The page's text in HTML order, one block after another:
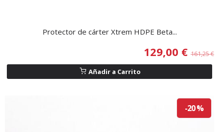
Protector de cárter Xtrem HDPE Beta...
129,00 € 161,25 €
Añadir a Carrito
-20 %